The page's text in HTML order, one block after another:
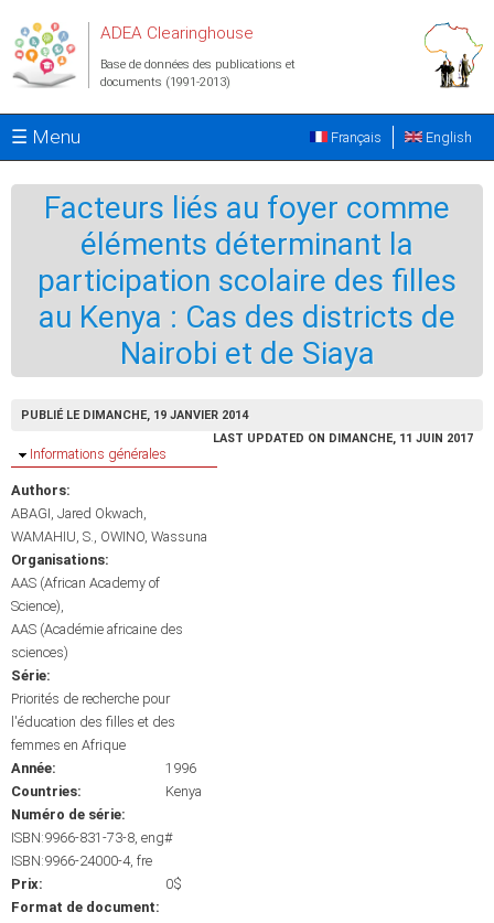
ADEA Clearinghouse
Base de données des publications et
documents (1991-2013)
☰ Menu English
Français
Facteurs liés au foyer comme
éléments déterminant la
participation scolaire des filles
au Kenya : Cas des districts de
Nairobi et de Siaya
PUBLIÉ LE DIMANCHE, 19 JANVIER 2014
LAST UPDATED ON DIMANCHE, 11 JUIN 2017
Masquer
Informations générales
Authors:
ABAGI, Jared Okwach
WAMAHIU, S. OWINO, Wassuna
Organisations:
AAS (African Academy of
Science)
AAS (Académie africaine des
sciences)
Série:
Priorités de recherche pour
l'éducation des filles et des
femmes en Afrique
Année:
1996
Countries:
Kenya
Numéro de série:
ISBN:9966-831-73-8, eng#
ISBN:9966-24000-4, fre
Prix:
0$
Format de document: